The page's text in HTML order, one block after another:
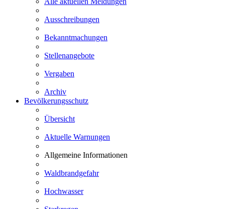
Ausschreibungen
Bekanntmachungen
Stellenangebote
Vergaben
Archiv
Bevölkerungsschutz
Übersicht
Aktuelle Warnungen
Allgemeine Informationen
Waldbrandgefahr
Hochwasser